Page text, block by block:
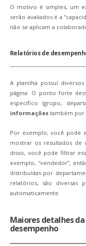
O motivo é simples, um
serão avaliados é a
não se aplicam a
Relatórios de
A planilha possuí
página. O ponto forte
específico (grupo,
informações também por
Por exemplo, você pode
mostrar os resultados de
disso, você pode filtrar
exemplo, “vendedor”,
distribuídas por
relatórios, são diversas
automaticamente.
Maiores detalhes
desempenho